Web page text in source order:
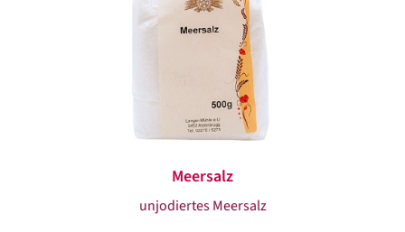
Meersalz
unjodiertes Meersalz